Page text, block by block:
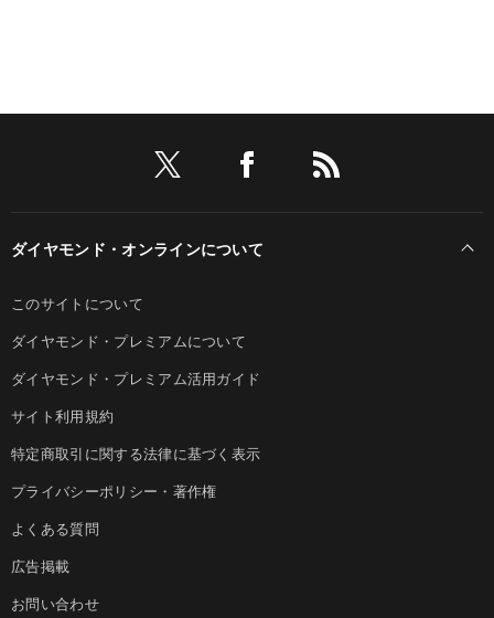
ダイヤモンド・オンラインについて
このサイトについて
ダイヤモンド・プレミアムについて
ダイヤモンド・プレミアム活用ガイド
サイト利用規約
特定商取引に関する法律に基づく表示
プライバシーポリシー・著作権
よくある質問
広告掲載
お問い合わせ